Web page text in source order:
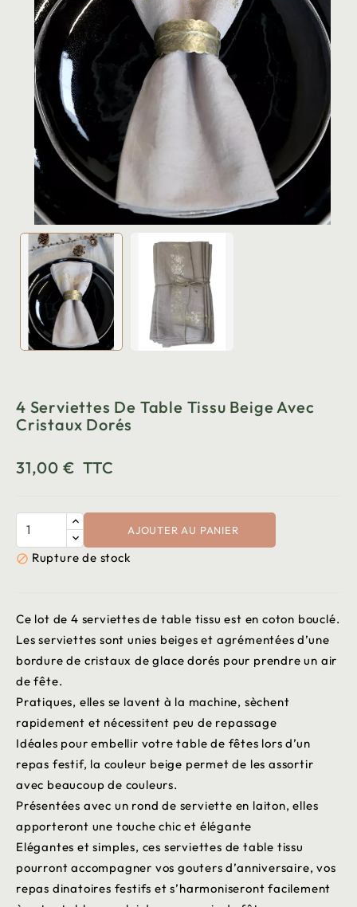
4 Serviettes De Table Tissu Beige Avec
Cristaux Dorés
31,00 € TTC
AJOUTER AU PANIER
 Rupture de stock
Ce lot de 4 serviettes de table tissu est en coton bouclé.
Les serviettes sont unies beiges et agrémentées d’une
bordure de cristaux de glace dorés pour prendre un air
de fête.
Pratiques, elles se lavent à la machine, sèchent
rapidement et nécessitent peu de repassage
Idéales pour embellir votre table de fêtes lors d’un
repas festif, la couleur beige permet de les assortir
avec beaucoup de couleurs.
Présentées avec un rond de serviette en laiton, elles
apporteront une touche chic et élégante
Elégantes et simples, ces serviettes de table tissu
pourront accompagner vos gouters d’anniversaire, vos
repas dinatoires festifs et s’harmoniseront facilement